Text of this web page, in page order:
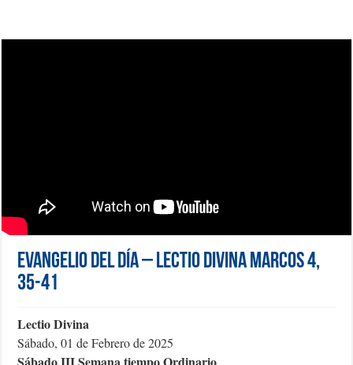
Evangelio del día – Lectio Divina Marcos 4,
35-41
Lectio Divina
Sábado, 01 de Febrero de 2025